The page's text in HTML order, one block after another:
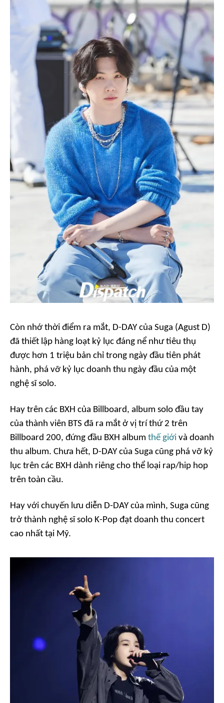
Còn nhớ thời điểm ra mắt, D-DAY của Suga (Agust D)
đã thiết lập hàng loạt kỷ lục đáng nể như tiêu thụ
được hơn 1 triệu bản chỉ trong ngày đầu tiên phát
hành, phá vỡ kỷ lục doanh thu ngày đầu của một
nghệ sĩ solo.
Hay trên các BXH của Billboard, album solo đầu tay
của thành viên BTS đã ra mắt ở vị trí thứ 2 trên
Billboard 200, đứng đầu BXH album thế giới và doanh
thu album. Chưa hết, D-DAY của Suga cũng phá vỡ kỷ
lục trên các BXH dành riêng cho thể loại rap/hip hop
trên toàn cầu.
Hay với chuyến lưu diễn D-DAY của mình, Suga cũng
trở thành nghệ sĩ solo K-Pop đạt doanh thu concert
cao nhất tại Mỹ.